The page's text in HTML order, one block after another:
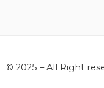
© 2025 – All Right